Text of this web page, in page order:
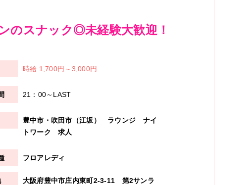
のスナック◎未経験大歓迎！
時給 1,700円～3,000円
21：00～LAST
豊中市・吹田市（江坂） ラウンジ
ナイ
トワーク求人
フロアレディ
大阪府豊中市庄内東町2-3-11 第2サンラ